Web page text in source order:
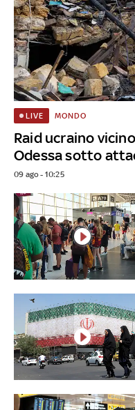
Raid ucraino
Odessa sotto
LIVE MONDO
09 ago - 10:25